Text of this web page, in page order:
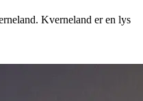
Kverneland er en lys